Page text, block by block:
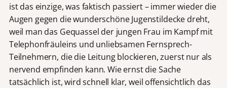
ist das einzige, was faktisch passiert – immer wieder die
Augen gegen die wunderschöne Jugenstildecke dreht,
weil man das Gequassel der jungen Frau im Kampf mit
Telephonfräuleins und unliebsamen Fernsprech-
Teilnehmern, die die Leitung blockieren, zuerst nur als
nervend empfinden kann. Wie ernst die Sache
tatsächlich ist, wird schnell klar, weil offensichtlich das